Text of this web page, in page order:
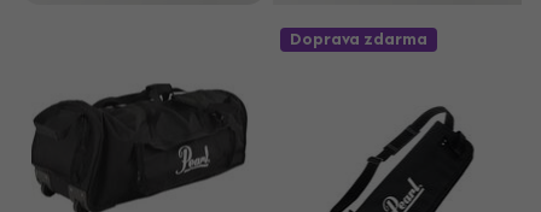
Doprava zdarma